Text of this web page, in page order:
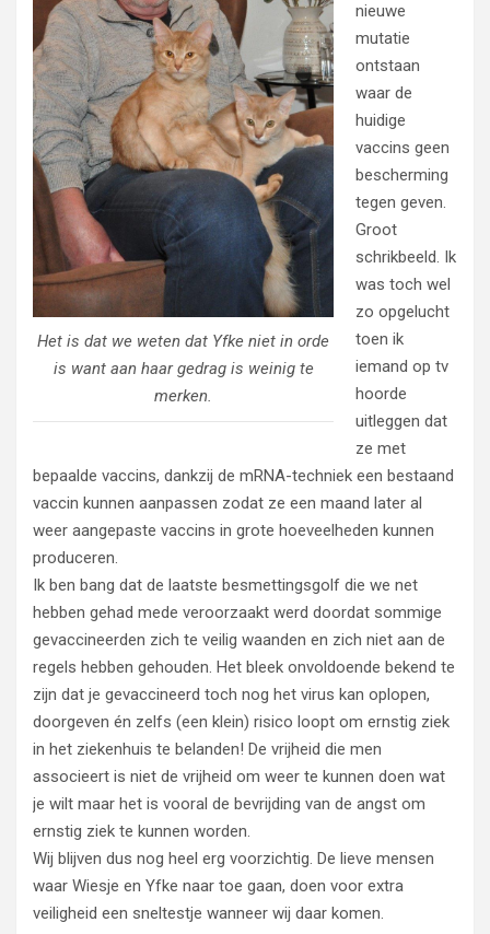
Het is dat we weten dat Yfke niet in orde
is want aan haar gedrag is weinig te
merken.
nieuwe
mutatie
ontstaan
waar de
huidige
vaccins geen
bescherming
tegen geven.
Groot
schrikbeeld. Ik
was toch wel
zo opgelucht
toen ik
iemand op tv
hoorde
uitleggen dat
ze met
bepaalde vaccins, dankzij de mRNA-techniek een bestaand
vaccin kunnen aanpassen zodat ze een maand later al
weer aangepaste vaccins in grote hoeveelheden kunnen
produceren.
Ik ben bang dat de laatste besmettingsgolf die we net
hebben gehad mede veroorzaakt werd doordat sommige
gevaccineerden zich te veilig waanden en zich niet aan de
regels hebben gehouden. Het bleek onvoldoende bekend te
zijn dat je gevaccineerd toch nog het virus kan oplopen,
doorgeven én zelfs (een klein) risico loopt om ernstig ziek
in het ziekenhuis te belanden! De vrijheid die men
associeert is niet de vrijheid om weer te kunnen doen wat
je wilt maar het is vooral de bevrijding van de angst om
ernstig ziek te kunnen worden.
Wij blijven dus nog heel erg voorzichtig. De lieve mensen
waar Wiesje en Yfke naar toe gaan, doen voor extra
veiligheid een sneltestje wanneer wij daar komen.